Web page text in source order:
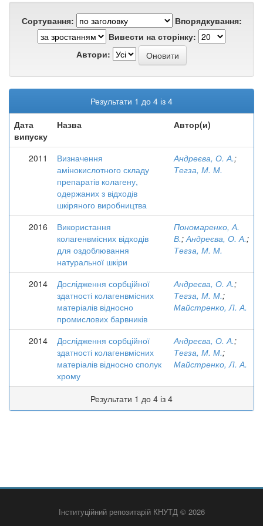
Сортування:
Впорядкування:
Вивести на сторінку:
Автори:
Результати 1 до 4 із 4
Дата
випуску
Назва Автор(и)
2011
Визначення
амінокислотного складу
препаратів колагену,
одержаних з відходів
шкіряного виробництва
Андреєва, О. А.;
Тегза, М. М.
2016
Використання
колагенвмісних відходів
для оздоблювання
натуральної шкіри
Пономаренко, А.
В.;Андреєва, О. А.;
Тегза, М. М.
2014
Дослідження сорбційної
здатності колагенвмісних
матеріалів відносно
промислових барвників
Андреєва, О. А.;
Тегза, М. М.;
Майстренко, Л. А.
2014
Дослідження сорбційної
здатності колагенвмісних
матеріалів відносно сполук
хрому
Андреєва, О. А.;
Тегза, М. М.;
Майстренко, Л. А.
Результати 1 до 4 із 4
Інституційний репозитарій КНУТД © 2026